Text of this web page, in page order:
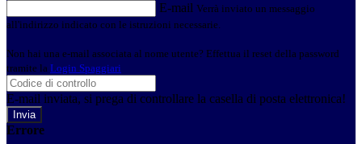
E-mail Verrà inviato un messaggio
all'indirizzo indicato con le istruzioni necessarie.
Non hai una e-mail associata al nome utente? Effettua il reset della password
tramite la Login Spaggiari
E-mail inviata, si prega di controllare la casella di posta elettronica!
Errore